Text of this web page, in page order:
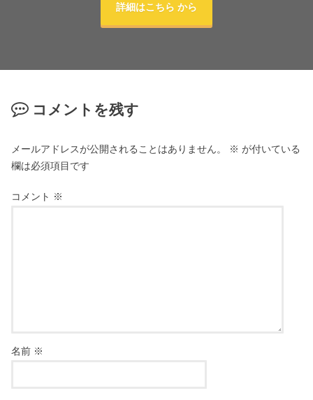
詳細はこちら から
コメントを残す
メールアドレスが公開されることはありません。 ※ が付いている
欄は必須項目です
コメント ※
名前 ※